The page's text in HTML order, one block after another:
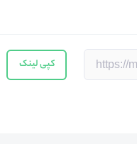
کپی لینک